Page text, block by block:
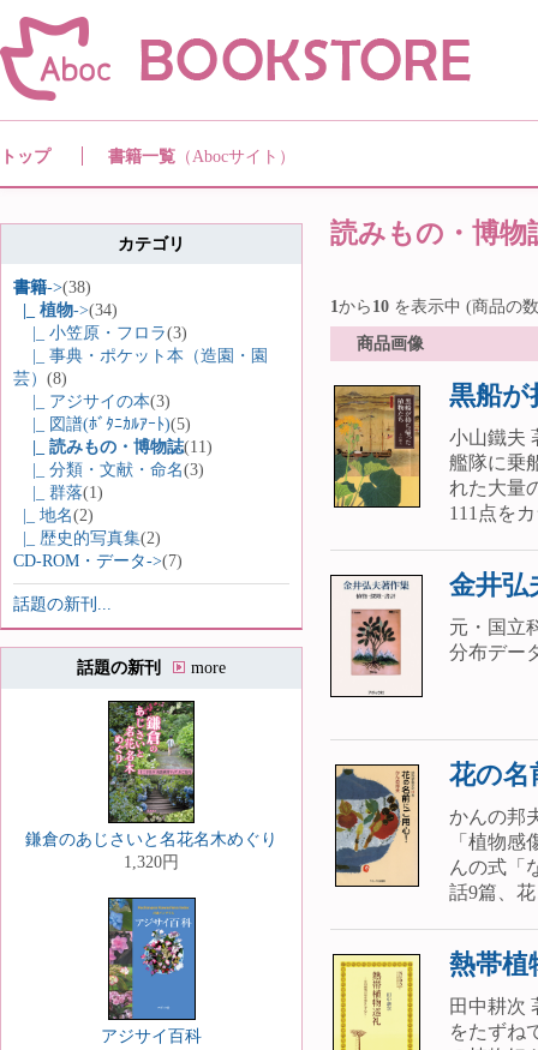
トップ 書籍一覧 （Abocサイト）
カテゴリ
書籍->(38)
|_ 植物->(34)
|_ 小笠原・フロラ(3)
|_ 事典・ポケット本（造園・園
芸） (8)
|_ アジサイの本(3)
|_ 図譜(ﾎﾞﾀﾆｶﾙｱｰﾄ)(5)
|_ 読みもの・博物誌(11)
|_ 分類・文献・命名(3)
|_ 群落(1)
|_ 地名(2)
|_ 歴史的写真集(2)
CD-ROM・データ->(7)
話題の新刊...
話題の新刊 more
鎌倉のあじさいと名花名木めぐり
1,320円
アジサイ百科
読みもの・博物
1から10 を表示中 (商品の
商品画像
黒船が
小山鐵夫
艦隊に乗
れた大量
111点を
金井弘
元・国立
分布デー
花の名
かんの邦
「植物
んの式「
話9篇、
熱帯植
田中耕次
をたずね